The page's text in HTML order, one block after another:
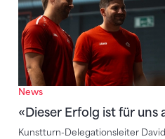
News
«Dieser Erfolg ist für uns
Kunstturn-Delegationsleiter